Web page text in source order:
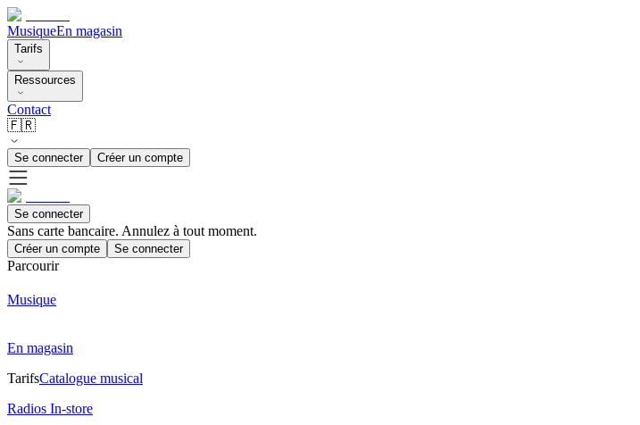
MusiqueEn magasin
Tarifs
Ressources
Contact
🇫🇷
Se connecter Créer un compte
Se connecter
Sans carte bancaire. Annulez à tout moment.
Créer un compte Se connecter
Parcourir
Musique
En magasin
TarifsCatalogue musical
Radios In-store